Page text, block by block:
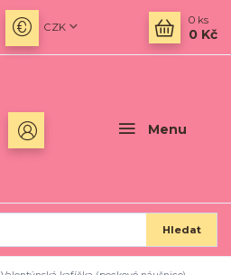
Menu
CZK
Hledat
0 ks
0 Kč